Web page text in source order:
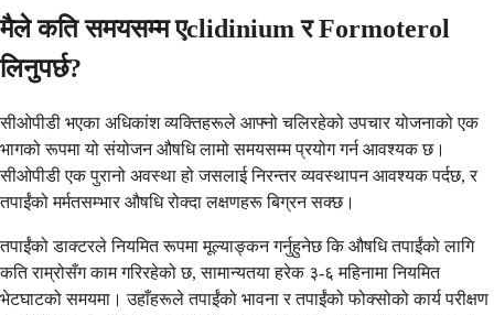
मैले कति समयसम्म एclidinium र Formoterol
लिनुपर्छ?
सीओपीडी भएका अधिकांश व्यक्तिहरूले आफ्नो चलिरहेको उपचार योजनाको एक
भागको रूपमा यो संयोजन औषधि लामो समयसम्म प्रयोग गर्न आवश्यक छ।
सीओपीडी एक पुरानो अवस्था हो जसलाई निरन्तर व्यवस्थापन आवश्यक पर्दछ, र
तपाईंको मर्मतसम्भार औषधि रोक्दा लक्षणहरू बिग्रन सक्छ।
तपाईंको डाक्टरले नियमित रूपमा मूल्याङ्कन गर्नुहुनेछ कि औषधि तपाईंको लागि
कति राम्रोसँग काम गरिरहेको छ, सामान्यतया हरेक ३-६ महिनामा नियमित
भेटघाटको समयमा। उहाँहरूले तपाईंको भावना र तपाईंको फोक्सोको कार्य परीक्षण